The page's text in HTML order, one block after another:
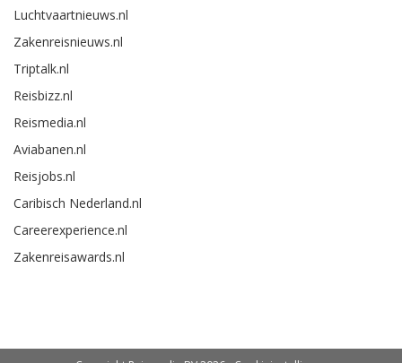
Luchtvaartnieuws.nl
Zakenreisnieuws.nl
Triptalk.nl
Reisbizz.nl
Reismedia.nl
Aviabanen.nl
Reisjobs.nl
Caribisch Nederland.nl
Careerexperience.nl
Zakenreisawards.nl